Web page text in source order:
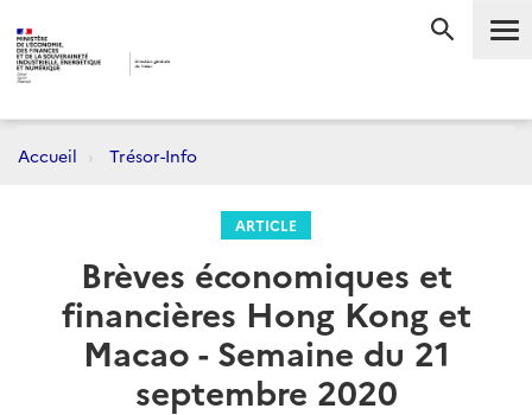
Accueil Trésor-Info
ARTICLE
Brèves économiques et
financières Hong Kong et
Macao - Semaine du 21
septembre 2020